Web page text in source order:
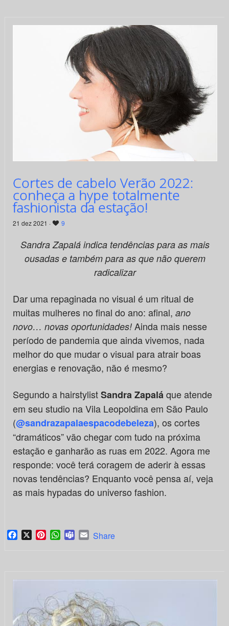
Cortes de cabelo Verão 2022:
conheça a hype totalmente
fashionista da estação!
21 dez 2021 · 9
Sandra Zapalá indica tendências para as mais
ousadas e também para as que não querem
radicalizar
Dar uma repaginada no visual é um ritual de
muitas mulheres no final do ano: afinal, ano
novo… novas oportunidades!Ainda mais nesse
período de pandemia que ainda vivemos, nada
melhor do que mudar o visual para atrair boas
energias e renovação, não é mesmo?
Segundo a hairstylistSandra Zapaláque atende
em seu studio na Vila Leopoldina em São Paulo
(@sandrazapalaespacodebeleza), os cortes
“dramáticos” vão chegar com tudo na próxima
estação e ganharão as ruas em 2022. Agora me
responde: você terá coragem de aderir à essas
novas tendências? Enquanto você pensa aí, veja
as mais hypadas do universo fashion.
Facebook
X PinterestWhatsApp
TeamsEmail
Share